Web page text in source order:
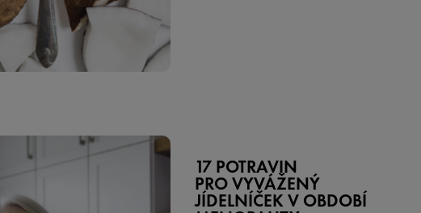
17 POTRAVIN
PRO VYVÁŽENÝ
JÍDELNÍČEK V OBDOBÍ